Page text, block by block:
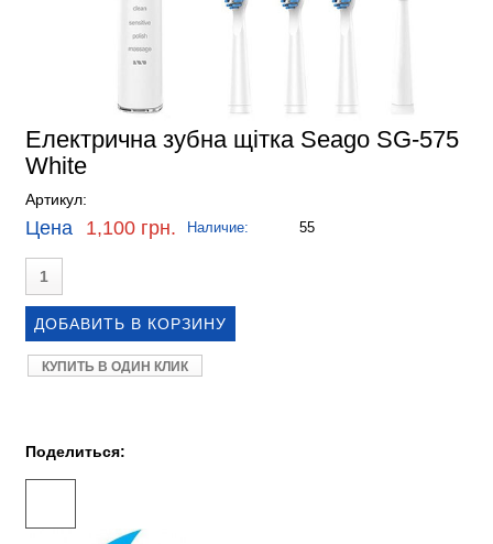
Електрична зубна щітка Seago SG-575
White
Артикул:
Цена 1,100 грн. Наличие: 55
КУПИТЬ В ОДИН КЛИК
Поделиться: